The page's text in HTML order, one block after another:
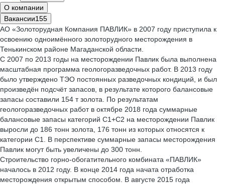
О компании
Вакансии155
АО «Золоторудная Компания ПАВЛИК» в 2007 году приступила к
освоению одноимённого золоторудного месторождения в
Тенькинском районе Магаданской области.
С 2007 по 2013 годы на месторождении Павлик была выполнена
масштабная программа геологоразведочных работ. В 2013 году
было утверждено ТЭО постоянных разведочных кондиций, и был
произведён подсчёт запасов, в результате которого балансовые
запасы составили 154 т золота. По результатам
геологоразведочных работ в октябре 2018 года суммарные
балансовые запасы категорий С1+С2 на месторождении Павлик
выросли до 186 тонн золота, 176 тонн из которых относятся к
категории С1. В перспективе суммарные запасы месторождения
Павлик могут быть увеличены до 300 тонн.
Строительство горно-обогатительного комбината «ПАВЛИК»
началось в 2012 году. В конце 2014 года начата отработка
месторождения открытым способом. В августе 2015 года